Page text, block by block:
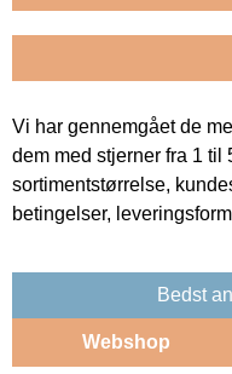
Vi har gennemgået de
dem med stjerner fra 1 til
sortimentstørrelse,
betingelser,
Bedst
Webshop